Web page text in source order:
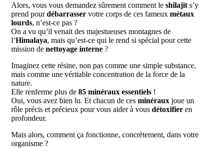
Alors, vous vous demandez sûrement comment le shilajit s’y
prend pourdébarrasser votre corps de ces fameux métaux
lourds, n’est-ce pas ?
On a vu qu’il venait des majestueuses montagnes de
l’Himalaya, mais qu’est-ce qui le rend si spécial pour cette
mission de nettoyage interne ?
Imaginez cette résine, non pas comme une simple substance,
mais comme une véritable concentration de la force de la
nature.
Elle renferme plus de 85 minéraux essentiels !
Oui, vous avez bien lu. Et chacun de ces minéraux joue un
rôle précis et précieux pour vous aider à vous détoxifier en
profondeur.
Mais alors, comment ça fonctionne, concrètement, dans votre
organisme ?